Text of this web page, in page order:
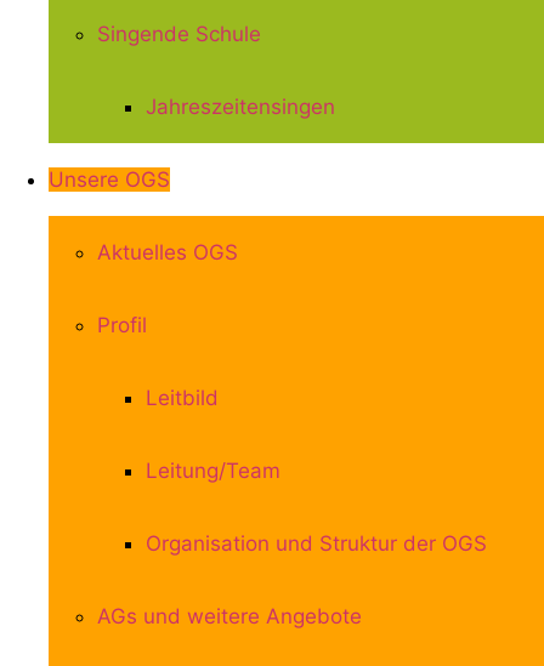
Singende Schule
Jahreszeitensingen
Unsere OGS
Aktuelles OGS
Profil
Leitbild
Leitung/Team
Organisation und Struktur der OGS
AGs und weitere Angebote